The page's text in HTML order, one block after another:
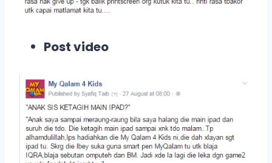
Post video